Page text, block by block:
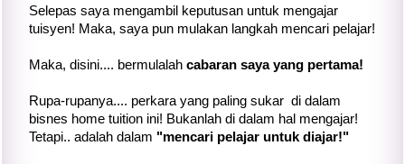
Selepas saya mengambil keputusan untuk mengajar
tuisyen! Maka, saya pun mulakan langkah mencari pelajar!
Maka, disini.... bermulalah cabaran saya yang pertama!
Rupa-rupanya.... perkara yang paling sukar di dalam
bisnes home tuition ini! Bukanlah di dalam hal mengajar!
Tetapi.. adalah dalam "mencari pelajar untuk diajar!"